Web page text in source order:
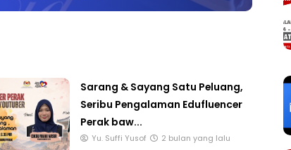
Sarang & Sayang Satu Peluang,
Seribu Pengalaman Edufluencer
Perak baw...
Yu. Suffi Yusof 2 bulan yang lalu